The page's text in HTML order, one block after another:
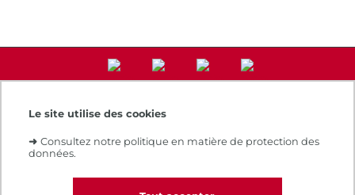
Le site utilise des cookies
➜ Consultez notre politique en matière de protection des
données.
Accès direct
Notre e-boutique
Le Cnam recrute